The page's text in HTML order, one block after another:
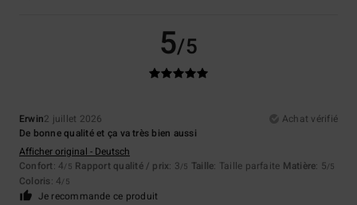
5/5
Erwin2 juillet 2026
Achat vérifié
De bonne qualité et ça va très bien aussi
Afficher original - Deutsch
Confort: 4/5 Rapport qualité / prix: 3/5 Taille: Taille parfaite Matière: 5/5
Coloris: 4/5
Je recommande ce produit